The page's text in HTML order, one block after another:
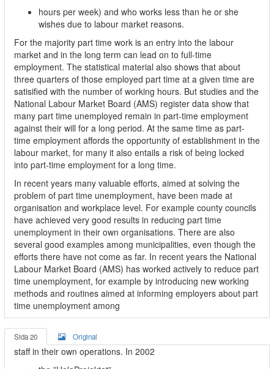
hours per week) and who works less than he or she
wishes due to labour market reasons.
For the majority part time work is an entry into the labour
market and in the long term can lead on to full-time
employment. The statistical material also shows that about
three quarters of those employed part time at a given time are
satisified with the number of working hours. But studies and the
National Labour Market Board (AMS) register data show that
many part time unemployed remain in part-time employment
against their will for a long period. At the same time as part-
time employment affords the opportunity of establishment in the
labour market, for many it also entails a risk of being locked
into part-time employment for a long time.
In recent years many valuable efforts, aimed at solving the
problem of part time unemployment, have been made at
organisation and workplace level. For example county councils
have achieved very good results in reducing part time
unemployment in their own organisations. There are also
several good examples among municipalities, even though the
efforts there have not come as far. In recent years the National
Labour Market Board (AMS) has worked actively to reduce part
time unemployment, for example by introducing new working
methods and routines aimed at informing employers about part
time unemployment among
Sida 20 Original
staff in their own operations. In 2002